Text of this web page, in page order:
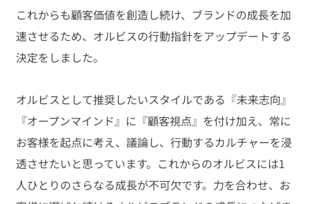
これからも顧客価値を創造し続け、ブランドの成長を加
速させるため、オルビスの行動指針をアップデートする
決定をしました。
オルビスとして推奨したいスタイルである『未来志向』
『オープンマインド』に『顧客視点』を付け加え、常に
お客様を起点に考え、議論し、行動するカルチャーを浸
透させたいと思っています。これからのオルビスには1
人ひとりのさらなる成長が不可欠です。力を合わせ、お